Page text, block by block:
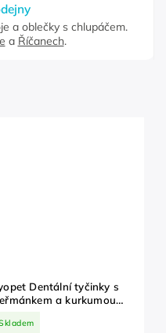
a oblečky s chlupáčem.
a Říčanech.
Dentální tyčinky s
a kurkumou